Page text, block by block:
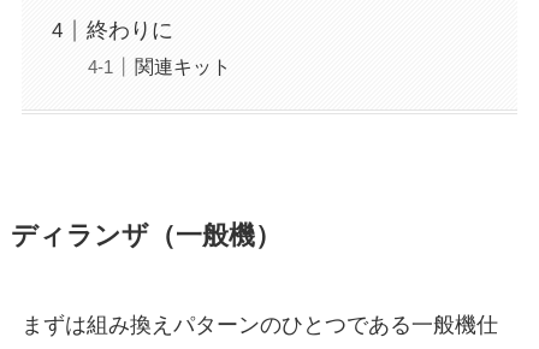
終わりに
関連キット
ディランザ（一般機）
まずは組み換えパターンのひとつである一般機仕